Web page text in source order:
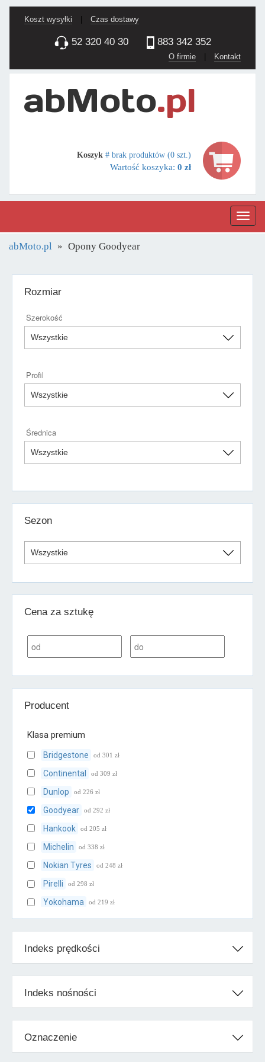
Koszt wysyłki Czas dostawy
52 320 40 30 883 342 352
O firmie | Kontakt
Koszyk # brak produktów (0 szt.)
Wartość koszyka: 0 zł
abMoto.pl Opony Goodyear
Rozmiar
Szerokość
Profil
Średnica
Sezon
Cena za sztukę
Producent
Klasa premium
Bridgestone od 301 zł
Continental od 309 zł
Dunlop od 226 zł
Goodyear od 292 zł
Hankook od 205 zł
Michelin od 338 zł
Nokian Tyres od 248 zł
Pirelli od 298 zł
Yokohama od 219 zł
Klasa średnia
BFGoodrich od 239 zł
Falken od 205 zł
Firestone od 247 zł
Indeks prędkości
Indeks nośności
Oznaczenie